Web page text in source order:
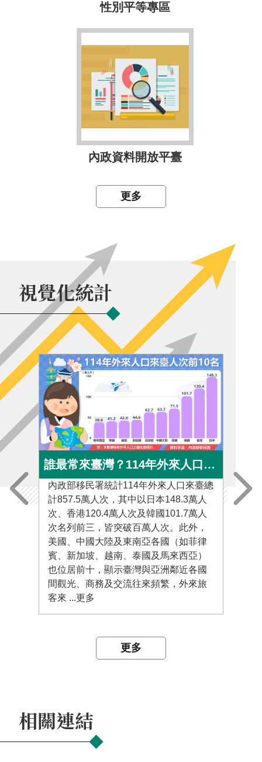
性別平等專區
內政資料開放平臺
更多
視覺化統計
誰最常來臺灣？114年外來人口來臺人次Top 10大公開
內政部移民署統計114年外來人口來臺總
計857.5萬人次，其中以日本148.3萬人
次、香港120.4萬人次及韓國101.7萬人
次名列前三，皆突破百萬人次。此外，
美國、中國大陸及東南亞各國（如菲律
賓、新加坡、越南、泰國及馬來西亞）
也位居前十，顯示臺灣與亞洲鄰近各國
間觀光、商務及交流往來頻繁，外來旅
客來 ...更多
內
更多
相關連結